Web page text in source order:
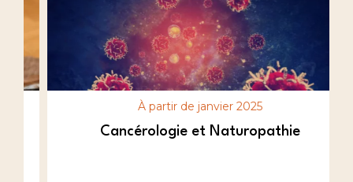
À partir de janvier 2025
Cancérologie et Naturopathie